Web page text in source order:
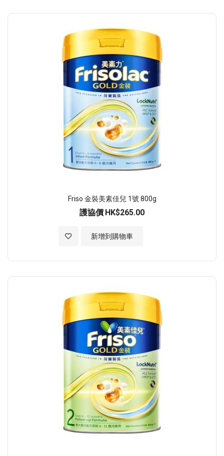
Friso 金裝美素佳兒 1號 800g
護協價 HK$265.00
新增到購物車
加入至願望清單